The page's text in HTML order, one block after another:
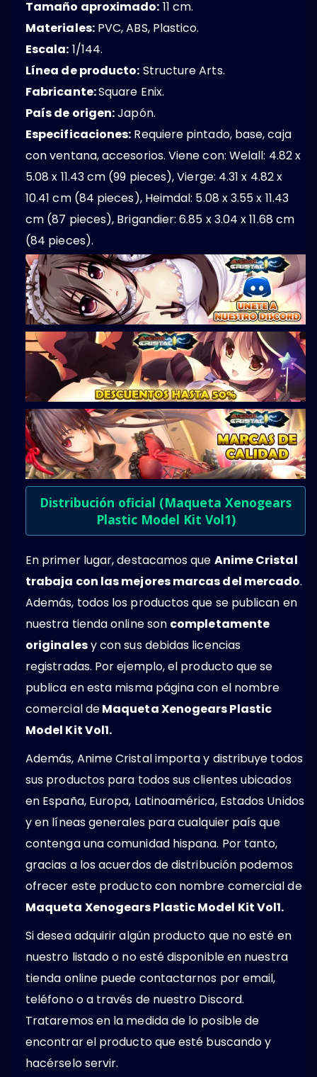
Tamaño aproximado: 11 cm.
Materiales:PVC, ABS, Plastico.
Escala: 1/144.
Línea de producto: Structure Arts.
Fabricante:Square Enix.
País de origen:Japón.
Especificaciones: Requiere pintado, base, caja
con ventana, accesorios. Viene con: Welall: 4.82 x
5.08 x 11.43 cm (99 pieces), Vierge: 4.31 x 4.82 x
10.41 cm (84 pieces), Heimdal: 5.08 x 3.55 x 11.43
cm (87 pieces), Brigandier: 6.85 x 3.04 x 11.68 cm
(84 pieces).
Distribución oficial (Maqueta Xenogears
Plastic Model Kit Vol1)
En primer lugar, destacamos que Anime Cristal
trabaja con las mejores marcas del mercado.
Además, todos los productos que se publican en
nuestra tienda online son completamente
originalesy con sus debidas licencias
registradas. Por ejemplo, el producto que se
publica en esta misma página con el nombre
comercial deMaqueta Xenogears Plastic
Model Kit Vol1.
Además, Anime Cristal importa y distribuye todos
sus productos para todos sus clientes ubicados
en España, Europa, Latinoamérica, Estados Unidos
y en líneas generales para cualquier país que
contenga una comunidad hispana. Por tanto,
gracias a los acuerdos de distribución podemos
ofrecer este producto con nombre comercial de
Maqueta Xenogears Plastic Model Kit Vol1.
Si desea adquirir algún producto que no esté en
nuestro listado o no esté disponible en nuestra
tienda online puede contactarnos por email,
teléfono o a través de nuestro Discord.
Trataremos en la medida de lo posible de
encontrar el producto que esté buscando y
hacérselo servir.